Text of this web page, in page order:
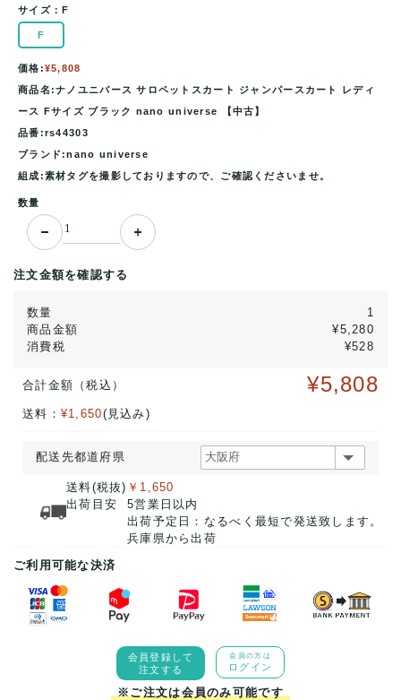
サイズ：F
F
価格:¥5,808
商品名:ナノユニバース サロペットスカート ジャンパースカート レディ
ース Fサイズ ブラック nano universe 【中古】
品番:rs44303
ブランド:nano universe
組成:素材タグを撮影しておりますので、ご確認くださいませ。
数量
注文金額を確認する
数量
1
商品金額
¥5,280
消費税
¥528
合計金額（税込） ¥5,808
送料： ¥1,650(見込み)
配送先都道府県
送料(税抜)
出荷目安
￥1,650
5営業日以内
出荷予定日：なるべく最短で発送致します。
兵庫県から出荷
ご利用可能な決済
会員登録して
注文する
会員の方は
ログイン
※ご注文は会員のみ可能です